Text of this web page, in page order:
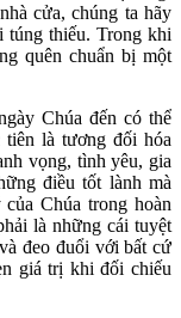
cửa, chúng ta hãy
túng thiếu. Trong khi
quên chuẩn bị một
Chúa đến có thể
là tương đối hóa
vọng, tình yêu, gia
điều tốt lành mà
Chúa trong hoàn
là những cái tuyệt
đeo đuổi với bất cứ
giá trị khi đối chiếu